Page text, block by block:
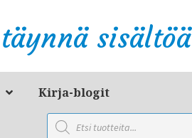
sisältöä
Kirja-blogit
Products
search